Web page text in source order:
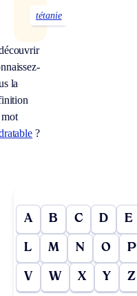
tétanie
la
?
A B C D E
L M N O P
V W X Y Z